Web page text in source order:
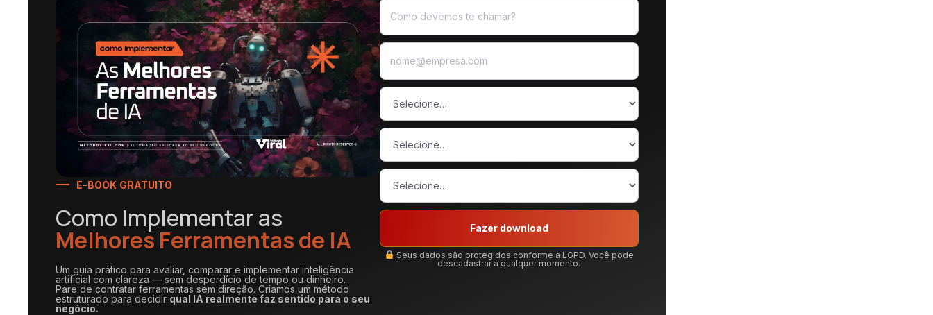
E-BOOK GRATUITO
Como Implementar as
Melhores Ferramentas de IA
Um guia prático para avaliar, comparar e implementar inteligência
artificial com clareza — sem desperdício de tempo ou dinheiro.
Pare de contratar ferramentas sem direção. Criamos um método
estruturado para decidir qual IA realmente faz sentido para o seu
negócio.
Fazer download
Seus dados são protegidos conforme a LGPD. Você pode
descadastrar a qualquer momento.